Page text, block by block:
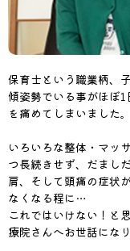
保育士という職業柄、
傾姿勢でいる事がほぼ
を痛めてしまいました。
いろいろな整体・マッ
つ長続きせず、だまし
肩、そして頭痛の症状
なくなる程に…
これではいけない！と
療院さんへお世話にな